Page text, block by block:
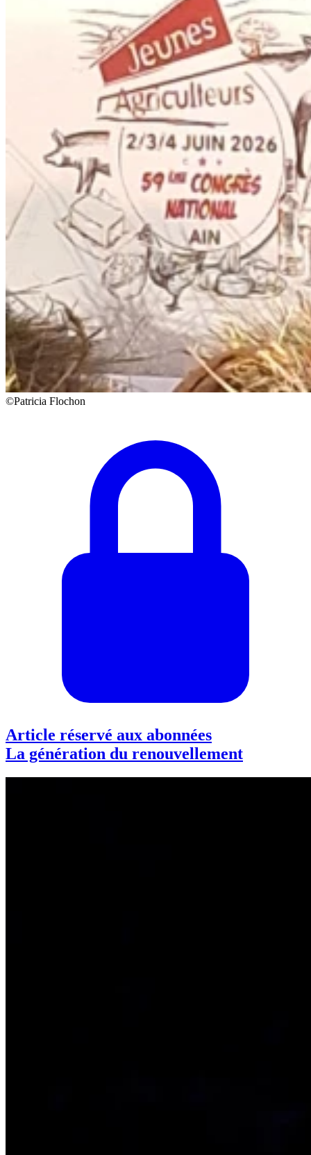
©Patricia Flochon
Article réservé aux abonnées
La génération du renouvellement